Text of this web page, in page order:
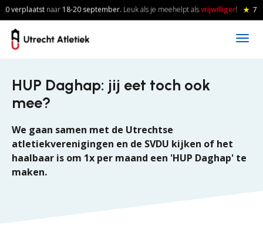
Skip to main content
verplaatstnaar18-20september. Leuk als je meehelpt alsvrijwilliger! ★ 7
HUP Daghap: jij eet toch ook
mee?
We gaan samen met de Utrechtse
atletiekverenigingen en de SVDU kijken of het
haalbaar is om 1x per maand een 'HUP Daghap' te
maken.